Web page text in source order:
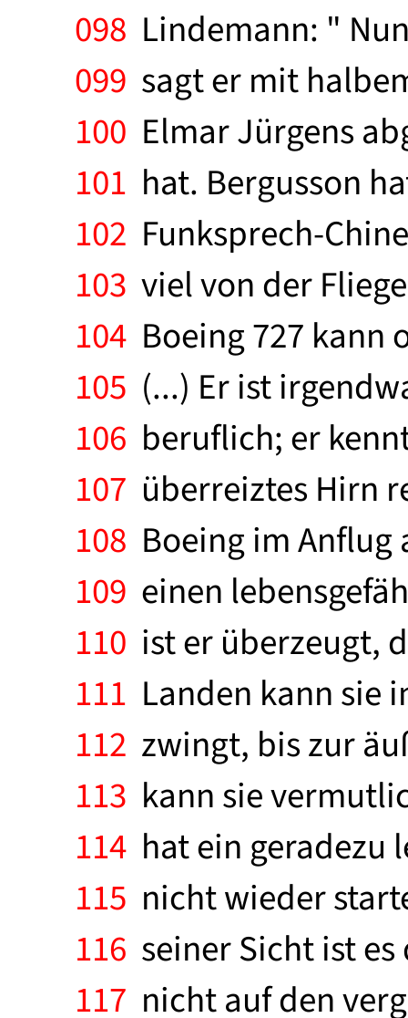
098 Lindemann: "
099 sagt er mit
100 Elmar Jürgens
101 hat. Bergusson
102 Funksprech-
103 viel von der
104 Boeing 727 kann
105 (...) Er ist
106 beruflich; er
107 überreiztes Hirn
108 Boeing im
109 einen
110 ist er überzeugt,
111 Landen kann sie
112 zwingt, bis zur
113 kann sie
114 hat ein geradezu
115 nicht wieder
116 seiner Sicht ist
117 nicht auf den